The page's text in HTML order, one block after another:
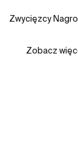
Zwycięzcy
Zobacz